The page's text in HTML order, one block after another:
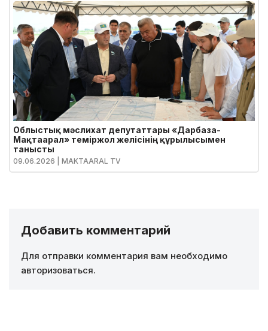
Облыстық мәслихат депутаттары «Дарбаза-
Мақтаарал» теміржол желісінің құрылысымен
танысты
09.06.2026 | MAKTAARAL TV
Добавить комментарий
Для отправки комментария вам необходимо
авторизоваться.